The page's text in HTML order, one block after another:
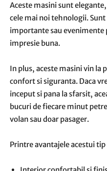
Aceste masini sunt
cele mai noi tehnologii.
importante sau evenimente
impresie buna.
In plus, aceste masini vin la
confort si siguranta. Daca
inceput si pana la sfarsit,
bucuri de fiecare minut
volan sau doar pasager.
Printre avantajele acestui